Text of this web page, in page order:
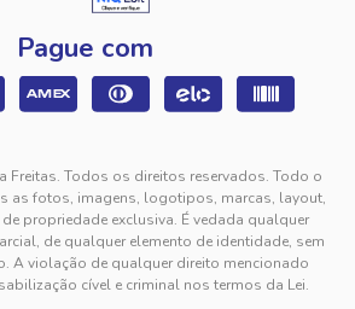
Pague com
Freitas. Todos os direitos reservados. Todo o
as fotos, imagens, logotipos, marcas, layout,
propriedade exclusiva. É vedada qualquer
de qualquer elemento de identidade, sem
A violação de qualquer direito mencionado
cível e criminal nos termos da Lei.